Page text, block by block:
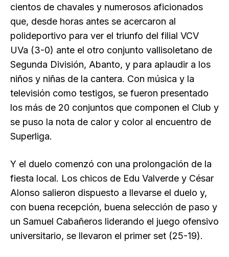
cientos de chavales y numerosos aficionados
que, desde horas antes se acercaron al
polideportivo para ver el triunfo del filial VCV
UVa (3-0) ante el otro conjunto vallisoletano de
Segunda División, Abanto, y para aplaudir a los
niños y niñas de la cantera. Con música y la
televisión como testigos, se fueron presentado
los más de 20 conjuntos que componen el Club y
se puso la nota de calor y color al encuentro de
Superliga.
Y el duelo comenzó con una prolongación de la
fiesta local. Los chicos de Edu Valverde y César
Alonso salieron dispuesto a llevarse el duelo y,
con buena recepción, buena selección de paso y
un Samuel Cabañeros liderando el juego ofensivo
universitario, se llevaron el primer set (25-19).